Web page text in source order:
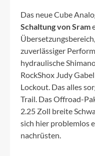
Das neue Cube
Schaltung von Sram
zuverlässiger
hydraulische
RockShox Judy
Lockout. Das alles
Trail. Das Offroad-
2.25 Zoll breite
sich hier problemlos
nachrüsten.